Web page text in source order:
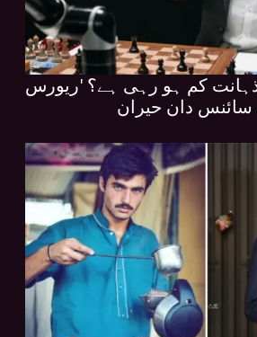
ذہانت کم ہو رہی ہے؟ 'ریورس
دان حیران